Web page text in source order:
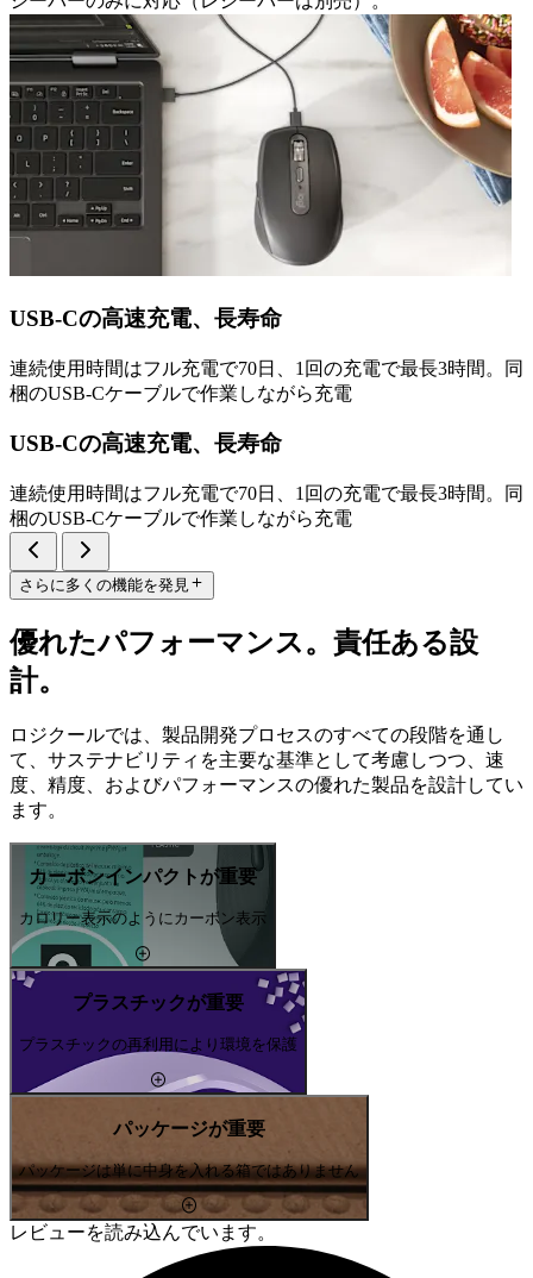
USB-Cの高速充電、長寿命
連続使用時間はフル充電で70日、1回の充電で最長3時間。同
梱のUSB-Cケーブルで作業しながら充電
USB-Cの高速充電、長寿命
連続使用時間はフル充電で70日、1回の充電で最長3時間。同
梱のUSB-Cケーブルで作業しながら充電
さらに多くの機能を発見
優れたパフォーマンス。責任ある設
計。
ロジクールでは、製品開発プロセスのすべての段階を通し
て、サステナビリティを主要な基準として考慮しつつ、速
度、精度、およびパフォーマンスの優れた製品を設計してい
ます。
カーボンインパクトが重要
カロリー表示のようにカーボン表示
プラスチックが重要
プラスチックの再利用により環境を保護
パッケージが重要
パッケージは単に中身を入れる箱ではありません
レビューを読み込んでいます。